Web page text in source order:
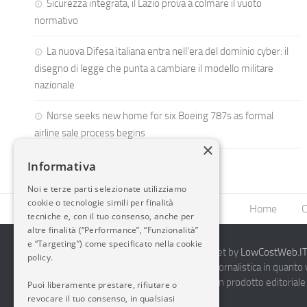
Sicurezza integrata, il Lazio prova a colmare il vuoto
normativo
La nuova Difesa italiana entra nell’era del dominio cyber: il
disegno di legge che punta a cambiare il modello militare
nazionale
Norse seeks new home for six Boeing 787s as formal
airline sale process begins
Home
2014-2026 AvioBlog - Creazione Siti Internet by
Questo blog non rappresenta una testata giornalistica in
periodicità. Non può pertanto considerarsi un prodotto
7.03.2001.Disclaimer Completo
×
Informativa
Noi e terze parti selezionate utilizziamo
cookie o tecnologie simili per finalità
tecniche e, con il tuo consenso, anche per
altre finalità (“Performance”, “Funzionalità”
e “Targeting”) come specificato nella cookie
policy.
Puoi liberamente prestare, rifiutare o
revocare il tuo consenso, in qualsiasi